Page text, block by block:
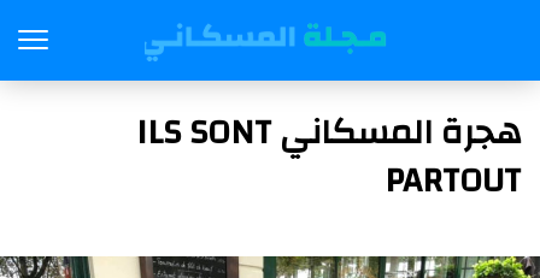
هجرة المسكاني ILS SONT
PARTOUT